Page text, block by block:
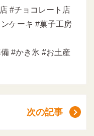
#チョコレート店
ケーキ #菓子工房
#かき氷 #お土産
次の記事